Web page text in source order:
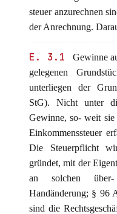
steuer anzurechnen
der Anrechnung.
E. 3.1
Gewinne
gelegenen
unterliegen der
StG). Nicht unter
Gewinne, so- weit
Einkommenssteuer
Die Steuerpflicht
gründet, mit der
an solchen
Handänderung; § 96
sind die